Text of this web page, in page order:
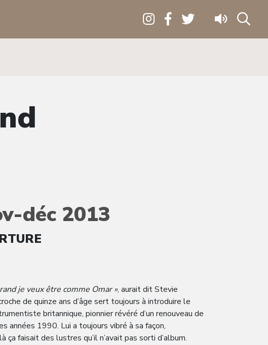
déc 2013
je veux être comme Omar », aurait dit Stevie
de quinze ans d’âge sert toujours à introduire le
britannique, pionnier révéré d’un renouveau de
années 1990. Lui a toujours vibré à sa façon,
ça faisait des lustres qu’il n’avait pas sorti d’album.